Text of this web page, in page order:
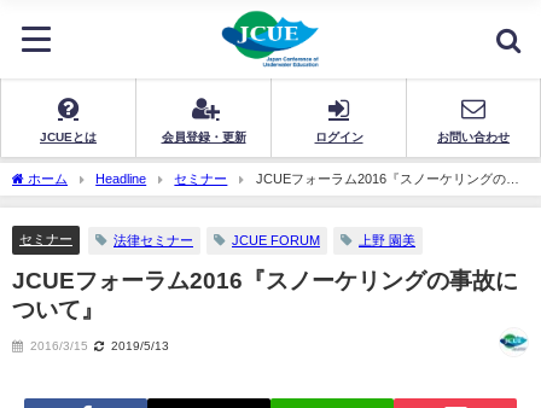
JCUEとは 会員登録・更新 ログイン お問い合わせ
ホーム Headline セミナー
JCUEフォーラム2016『スノーケリングの事
故について』
セミナー 法律セミナー JCUE FORUM 上野 園美
JCUEフォーラム2016『スノーケリングの事故に
ついて』
2016/3/15 2019/5/13